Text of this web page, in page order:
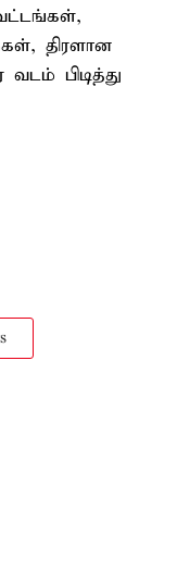
திரளான
பிடித்து